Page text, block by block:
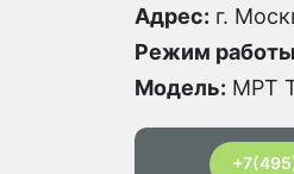
Адрес: г.
Режим
Модель: МРТ